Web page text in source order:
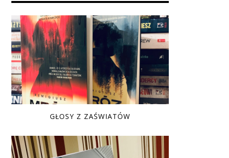
GŁOSY Z ZAŚWIATÓW